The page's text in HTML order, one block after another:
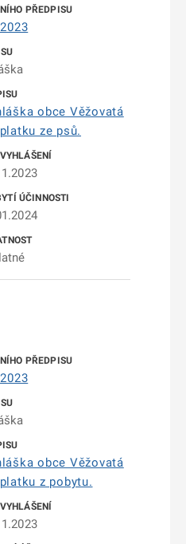
obce Věžovatá
ze psů.
obce Věžovatá
z pobytu.